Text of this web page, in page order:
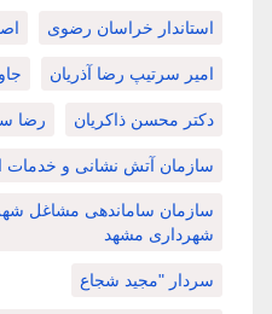
استاندار خراسان رضوی
امیر سرتیپ رضا آذریان
دکتر محسن ذاکریان رضا
سازمان آتش نشانی و خدمات
سازمان ساماندهی مشاغل
شهرداری مشهد
سردار "مجید شجاع